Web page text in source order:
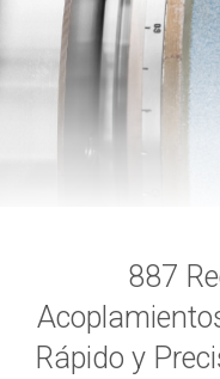
887
Rápido y